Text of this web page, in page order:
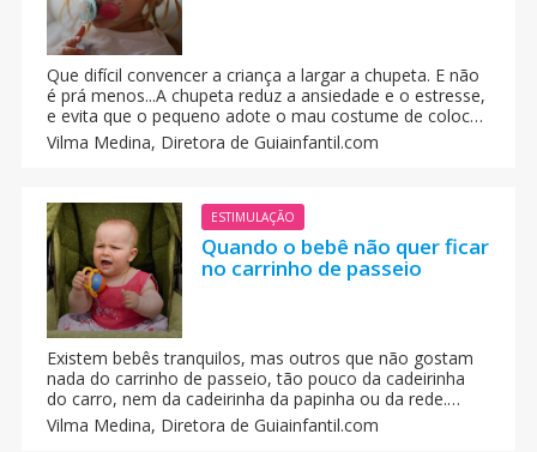
Que difícil convencer a criança a largar a chupeta. E não
é prá menos...A chupeta reduz a ansiedade e o estresse,
e evita que o pequeno adote o mau costume de colocar
os dedos ou os punhos na boca, ainda que deva ser
visto como um objeto passageiro e de consolo que
Vilma Medina, Diretora de Guiainfantil.com
ESTIMULAÇÃO
Quando o bebê não quer ficar
no carrinho de passeio
Existem bebês tranquilos, mas outros que não gostam
nada do carrinho de passeio, tão pouco da cadeirinha
do carro, nem da cadeirinha da papinha ou da rede.
Logo começam a chorar para que o papai ou mamãe
lhe peguem nos braços.Tem bebê que só gosta de ficar
Vilma Medina, Diretora de Guiainfantil.com